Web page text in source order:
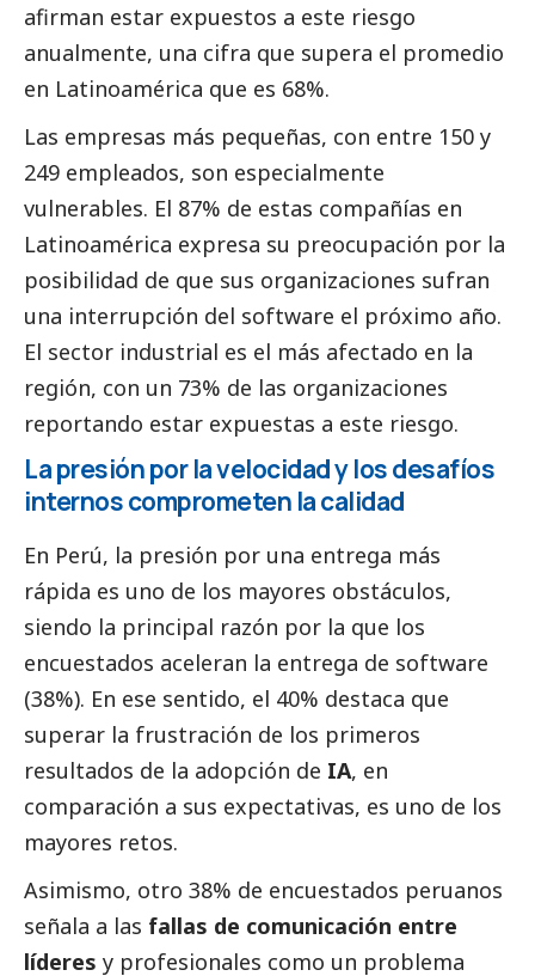
afirman estar expuestos a este riesgo
anualmente, una cifra que supera el promedio
en Latinoamérica que es 68%.
Las empresas más pequeñas, con entre 150 y
249 empleados, son especialmente
vulnerables. El 87% de estas compañías en
Latinoamérica expresa su preocupación por la
posibilidad de que sus organizaciones sufran
una interrupción del software el próximo año.
El sector industrial es el más afectado en la
región, con un 73% de las organizaciones
reportando estar expuestas a este riesgo.
La presión por la velocidad y los desafíos
internos comprometen la calidad
En Perú, la presión por una entrega más
rápida es uno de los mayores obstáculos,
siendo la principal razón por la que los
encuestados aceleran la entrega de software
(38%). En ese sentido, el 40% destaca que
superar la frustración de los primeros
resultados de la adopción de IA, en
comparación a sus expectativas, es uno de los
mayores retos.
Asimismo, otro 38% de encuestados peruanos
señala a las fallas de comunicación entre
líderes y profesionales como un problema